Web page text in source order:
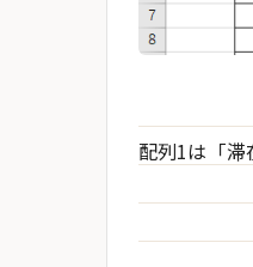
配列1は「滞